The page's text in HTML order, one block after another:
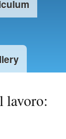
lavoro: